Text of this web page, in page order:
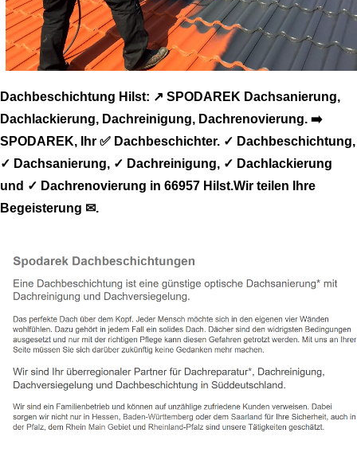
Dachbeschichtung Hilst: ↗️ SPODAREK Dachsanierung,
Dachlackierung, Dachreinigung, Dachrenovierung. ➡️
SPODAREK, Ihr ✅ Dachbeschichter. ✓ Dachbeschichtung,
✓ Dachsanierung, ✓ Dachreinigung, ✓ Dachlackierung
und ✓ Dachrenovierung in 66957 Hilst.Wir teilen Ihre
Begeisterung ✉.